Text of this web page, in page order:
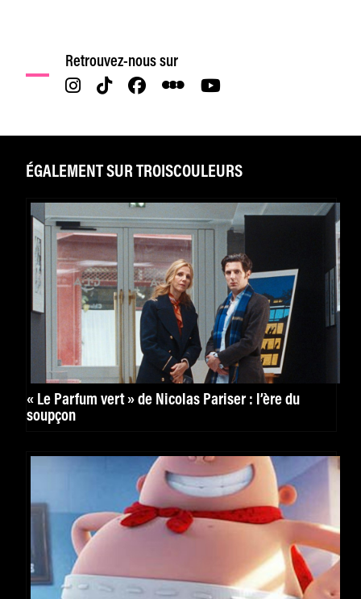
Retrouvez-nous sur
ÉGALEMENT SUR TROISCOULEURS
« Le Parfum vert » de Nicolas Pariser : l’ère du
soupçon